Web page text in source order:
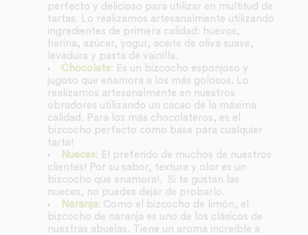
perfecto y delicioso para utilizar en multitud de
tartas. Lo realizamos artesanalmente utilizando
ingredientes de primera calidad: huevos,
harina, azúcar, yogur, aceite de oliva suave,
levadura y pasta de vainilla.
Chocolate: Es un bizcocho esponjoso y
jugoso que enamora a los más golosos. Lo
realizamos artesanalmente en nuestros
obradores utilizando un cacao de la máxima
calidad. Para los más chocolateros, es el
bizcocho perfecto como base para cualquier
tarta!
Nueces: El preferido de muchos de nuestros
clientes! Por su sabor, textura y olor es un
bizcocho que enamora!. Si te gustan las
nueces, no puedes dejar de probarlo.
Naranja: Como el bizcocho de limón, el
bizcocho de naranja es uno de los clásicos de
nuestras abuelas. Tiene un aroma increíble a